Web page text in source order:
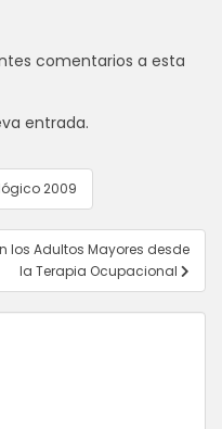
comentarios a esta
entrada.
2009
los Adultos Mayores desde
la Terapia Ocupacional